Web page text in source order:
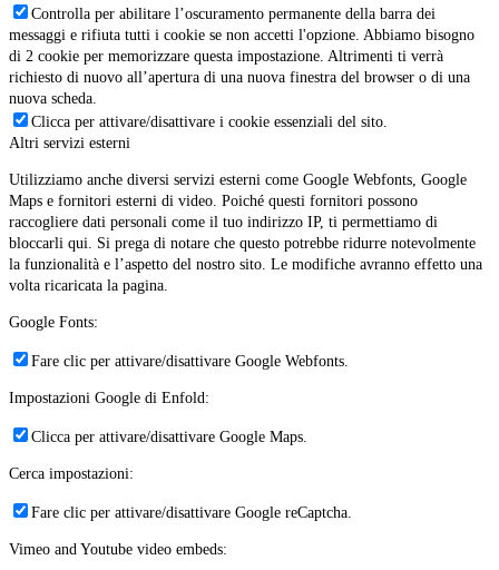
Controlla per abilitare l’oscuramento permanente della barra dei
messaggi e rifiuta tutti i cookie se non accetti l'opzione. Abbiamo bisogno
di 2 cookie per memorizzare questa impostazione. Altrimenti ti verrà
richiesto di nuovo all’apertura di una nuova finestra del browser o di una
nuova scheda.
Clicca per attivare/disattivare i cookie essenziali del sito.
Altri servizi esterni
Utilizziamo anche diversi servizi esterni come Google Webfonts, Google
Maps e fornitori esterni di video. Poiché questi fornitori possono
raccogliere dati personali come il tuo indirizzo IP, ti permettiamo di
bloccarli qui. Si prega di notare che questo potrebbe ridurre notevolmente
la funzionalità e l’aspetto del nostro sito. Le modifiche avranno effetto una
volta ricaricata la pagina.
Google Fonts:
Fare clic per attivare/disattivare Google Webfonts.
Impostazioni Google di Enfold:
Clicca per attivare/disattivare Google Maps.
Cerca impostazioni:
Fare clic per attivare/disattivare Google reCaptcha.
Vimeo and Youtube video embeds: